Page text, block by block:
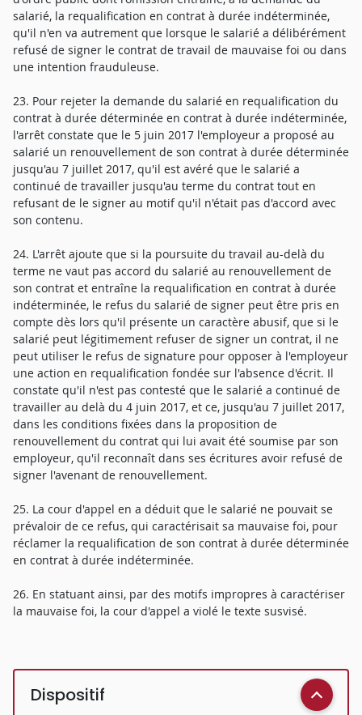
salarié, la requalification en contrat à durée indéterminée,
qu'il n'en va autrement que lorsque le salarié a délibérément
refusé de signer le contrat de travail de mauvaise foi ou dans
une intention frauduleuse.
23. Pour rejeter la demande du salarié en requalification du
contrat à durée déterminée en contrat à durée indéterminée,
l'arrêt constate que le 5 juin 2017 l'employeur a proposé au
salarié un renouvellement de son contrat à durée déterminée
jusqu'au 7 juillet 2017, qu'il est avéré que le salarié a
continué de travailler jusqu'au terme du contrat tout en
refusant de le signer au motif qu'il n'était pas d'accord avec
son contenu.
24. L'arrêt ajoute que si la poursuite du travail au-delà du
terme ne vaut pas accord du salarié au renouvellement de
son contrat et entraîne la requalification en contrat à durée
indéterminée, le refus du salarié de signer peut être pris en
compte dès lors qu'il présente un caractère abusif, que si le
salarié peut légitimement refuser de signer un contrat, il ne
peut utiliser le refus de signature pour opposer à l'employeur
une action en requalification fondée sur l'absence d'écrit. Il
constate qu'il n'est pas contesté que le salarié a continué de
travailler au delà du 4 juin 2017, et ce, jusqu'au 7 juillet 2017,
dans les conditions fixées dans la proposition de
renouvellement du contrat qui lui avait été soumise par son
employeur, qu'il reconnaît dans ses écritures avoir refusé de
signer l'avenant de renouvellement.
25. La cour d'appel en a déduit que le salarié ne pouvait se
prévaloir de ce refus, qui caractérisait sa mauvaise foi, pour
réclamer la requalification de son contrat à durée déterminée
en contrat à durée indéterminée.
26. En statuant ainsi, par des motifs impropres à caractériser
la mauvaise foi, la cour d'appel a violé le texte susvisé.
Dispositif